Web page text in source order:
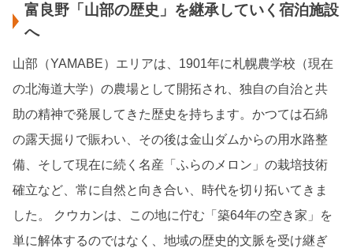
富良野「山部の歴史」を継承していく宿泊施設
へ
山部（YAMABE）エリアは、1901年に札幌農学校（現在
の北海道大学）の農場として開拓され、独自の自治と共
助の精神で発展してきた歴史を持ちます。かつては石綿
の露天掘りで賑わい、その後は金山ダムからの用水路整
備、そして現在に続く名産「ふらのメロン」の栽培技術
確立など、常に自然と向き合い、時代を切り拓いてきま
した。 クウカンは、この地に佇む「築64年の空き家」を
単に解体するのではなく、地域の歴史的文脈を受け継ぎ